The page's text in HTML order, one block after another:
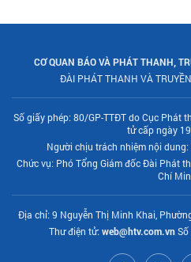
CƠ QUAN BÁO VÀ PHÁT THANH,
ĐÀI PHÁT THANH VÀ
Số giấy phép: 80/GP-TTĐT do Cục Phát
tử cấp ngày
Người chịu trách nhiệm nội dung:
Chức vụ: Phó Tổng Giám đốc Đài Phát
Chí
Địa chỉ: 9 Nguyễn Thị Minh Khai,
Thư điện tử: web@htv.com.vnSố